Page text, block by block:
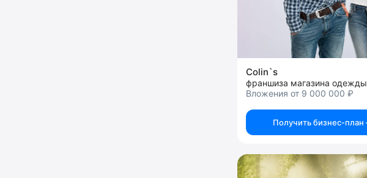
Colin`s
франшиза магазина одежды
Вложения от 9 000 000 ₽
Получить бизнес-план